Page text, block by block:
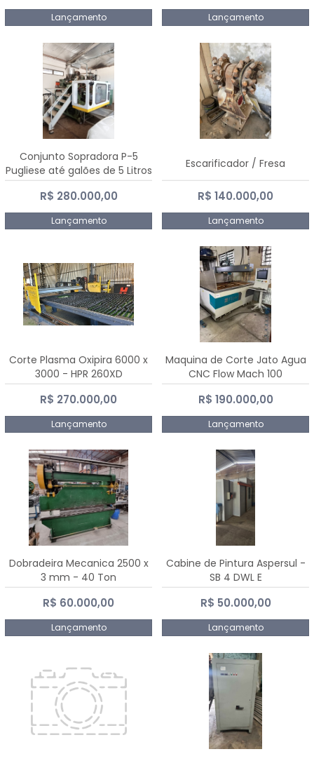
Lançamento Lançamento
Conjunto Sopradora P-5
Pugliese até galões de 5 Litros
R$ 280.000,00
Lançamento
Escarificador / Fresa
R$ 140.000,00
Lançamento
Corte Plasma Oxipira 6000 x
3000 - HPR 260XD
R$ 270.000,00
Lançamento
Maquina de Corte Jato Agua
CNC Flow Mach 100
R$ 190.000,00
Lançamento
Dobradeira Mecanica 2500 x
3 mm - 40 Ton
R$ 60.000,00
Lançamento
Cabine de Pintura Aspersul -
SB 4 DWL E
R$ 50.000,00
Lançamento